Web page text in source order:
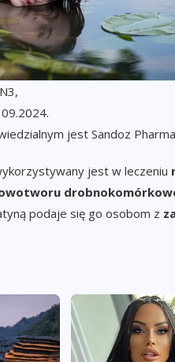
jest Sandoz
jest w leczeniu
podaje się go osobom z